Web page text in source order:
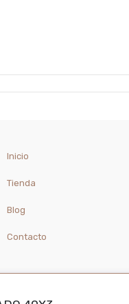
Inicio
Tienda
Blog
Contacto